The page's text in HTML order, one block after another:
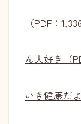
（PDF：
ん大好き（
いき健康だ